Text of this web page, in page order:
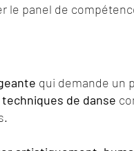
le panel de
qui demande un
techniques de danse